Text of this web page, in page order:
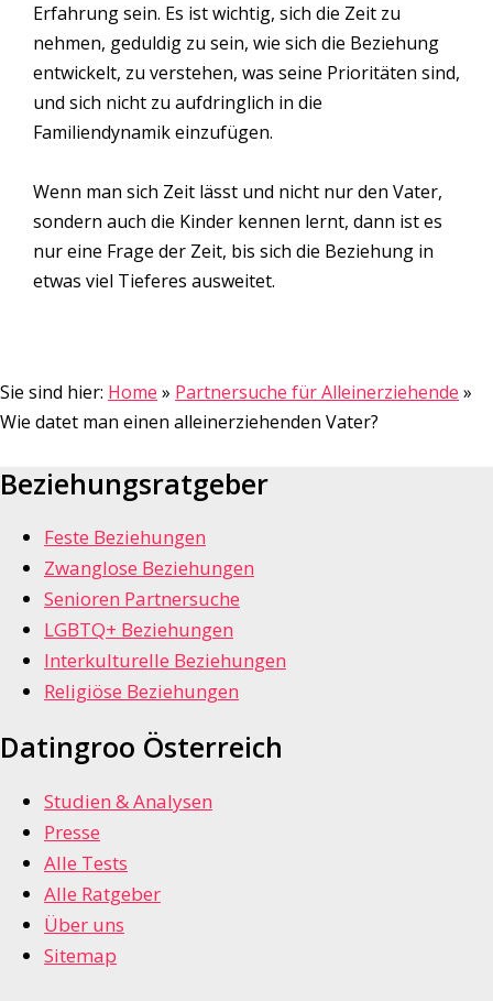
Erfahrung sein. Es ist wichtig, sich die Zeit zu
nehmen, geduldig zu sein, wie sich die Beziehung
entwickelt, zu verstehen, was seine Prioritäten sind,
und sich nicht zu aufdringlich in die
Familiendynamik einzufügen.
Wenn man sich Zeit lässt und nicht nur den Vater,
sondern auch die Kinder kennen lernt, dann ist es
nur eine Frage der Zeit, bis sich die Beziehung in
etwas viel Tieferes ausweitet.
Sie sind hier: Home » Partnersuche für Alleinerziehende »
Wie datet man einen alleinerziehenden Vater?
Beziehungsratgeber
Feste Beziehungen
Zwanglose Beziehungen
Senioren Partnersuche
LGBTQ+ Beziehungen
Interkulturelle Beziehungen
Religiöse Beziehungen
Datingroo Österreich
Studien & Analysen
Presse
Alle Tests
Alle Ratgeber
Über uns
Sitemap